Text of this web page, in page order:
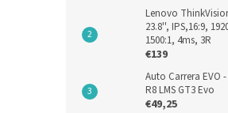
Lenovo
23.8'', IPS,16:9,
1500:1, 4ms, 3R
€139
Auto Carrera EVO
R8 LMS GT3 Evo
€49,25